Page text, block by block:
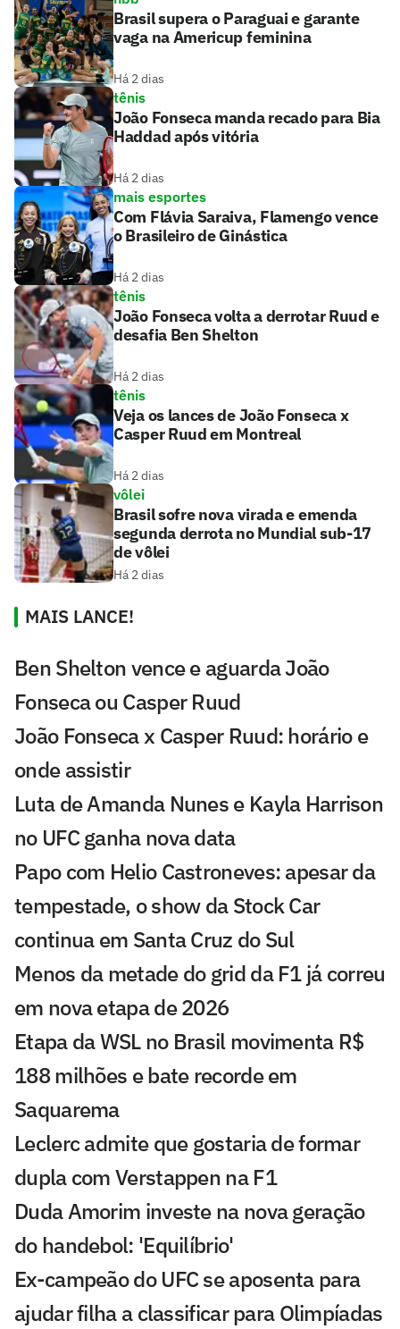
Brasil supera o Paraguai e garante
vaga na Americup feminina
Há 2 dias
tênis
João Fonseca manda recado para Bia
Haddad após vitória
Há 2 dias
mais esportes
Com Flávia Saraiva, Flamengo vence
o Brasileiro de Ginástica
Há 2 dias
tênis
João Fonseca volta a derrotar Ruud e
desafia Ben Shelton
Há 2 dias
tênis
Veja os lances de João Fonseca x
Casper Ruud em Montreal
Há 2 dias
vôlei
Brasil sofre nova virada e emenda
segunda derrota no Mundial sub-17
de vôlei
Há 2 dias
MAIS LANCE!
Ben Shelton vence e aguarda João
Fonseca ou Casper Ruud
João Fonseca x Casper Ruud: horário e
onde assistir
Luta de Amanda Nunes e Kayla Harrison
no UFC ganha nova data
Papo com Helio Castroneves: apesar da
tempestade, o show da Stock Car
continua em Santa Cruz do Sul
Menos da metade do grid da F1 já correu
em nova etapa de 2026
Etapa da WSL no Brasil movimenta R$
188 milhões e bate recorde em
Saquarema
Leclerc admite que gostaria de formar
dupla com Verstappen na F1
Duda Amorim investe na nova geração
do handebol: 'Equilíbrio'
Ex-campeão do UFC se aposenta para
ajudar filha a classificar para Olimpíadas